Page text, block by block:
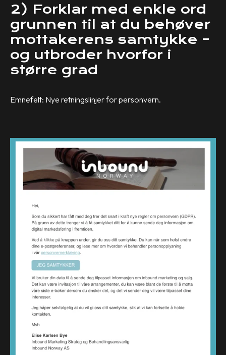
2) Forklar med enkle ord
grunnen til at du behøver
mottakerens samtykke –
og utbroder hvorfor i
større grad
Emnefelt: Nye retningslinjer for personvern.